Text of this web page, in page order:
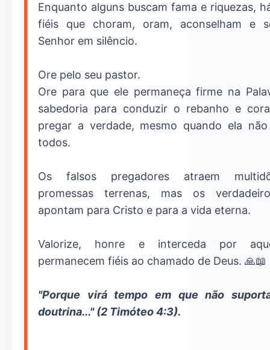
Enquanto alguns buscam fama e riquezas,
fiéis que choram, oram, aconselham e
Senhor em silêncio.
Ore pelo seu pastor.
Ore para que ele permaneça firme na
sabedoria para conduzir o rebanho e
pregar a verdade, mesmo quando ela
todos.
Os falsos pregadores atraem
promessas terrenas, mas os
apontam para Cristo e para a vida eterna.
Valorize, honre e interceda por
permanecem fiéis ao chamado de Deus. 🙏📖
"Porque virá tempo em que não
doutrina..." (2 Timóteo 4:3).